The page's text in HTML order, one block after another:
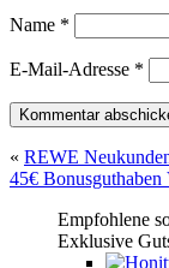
Name *
E-Mail-Adresse *
« REWE
45€
Empfohlene
Exklusive